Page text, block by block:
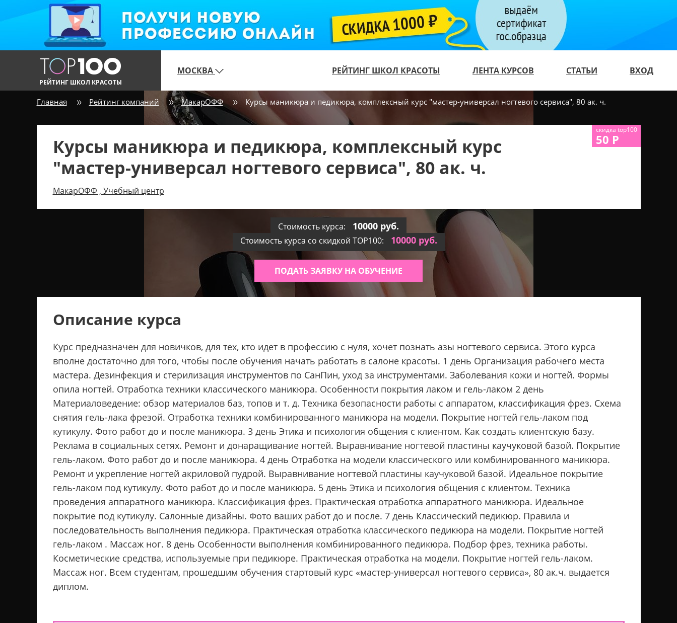
РЕЙТИНГ ШКОЛ КРАСОТЫ
МОСКВА РЕЙТИНГ ШКОЛ КРАСОТЫ ЛЕНТА КУРСОВ СТАТЬИ ВХОД
Главная Рейтинг компаний МакарОФФ Курсы маникюра и педикюра, комплексный курс "мастер-универсал ногтевого сервиса", 80 ак. ч.
скидка top100
50 Р
Курсы маникюра и педикюра, комплексный курс
"мастер-универсал ногтевого сервиса", 80 ак. ч.
МакарОФФ , Учебный центр
Стоимость курса: 10000 руб.
Стоимость курса со скидкой TOP100: 10000 руб.
ПОДАТЬ ЗАЯВКУ НА ОБУЧЕНИЕ
Описание курса
Курс предназначен для новичков, для тех, кто идет в профессию с нуля, хочет познать азы ногтевого сервиса. Этого курса
вполне достаточно для того, чтобы после обучения начать работать в салоне красоты. 1 день Организация рабочего места
мастера. Дезинфекция и стерилизация инструментов по СанПин, уход за инструментами. Заболевания кожи и ногтей. Формы
опила ногтей. Отработка техники классического маникюра. Особенности покрытия лаком и гель-лаком 2 день
Материаловедение: обзор материалов баз, топов и т. д. Техника безопасности работы с аппаратом, классификация фрез. Схема
снятия гель-лака фрезой. Отработка техники комбинированного маникюра на модели. Покрытие ногтей гель-лаком под
кутикулу. Фото работ до и после маникюра. 3 день Этика и психология общения с клиентом. Как создать клиентскую базу.
Реклама в социальных сетях. Ремонт и донаращивание ногтей. Выравнивание ногтевой пластины каучуковой базой. Покрытие
гель-лаком. Фото работ до и после маникюра. 4 день Отработка на модели классического или комбинированного маникюра.
Ремонт и укрепление ногтей акриловой пудрой. Выравнивание ногтевой пластины каучуковой базой. Идеальное покрытие
гель-лаком под кутикулу. Фото работ до и после маникюра. 5 день Этика и психология общения с клиентом. Техника
проведения аппаратного маникюра. Классификация фрез. Практическая отработка аппаратного маникюра. Идеальное
покрытие под кутикулу. Салонные дизайны. Фото ваших работ до и после. 7 день Классический педикюр. Правила и
последовательность выполнения педикюра. Практическая отработка классического педикюра на модели. Покрытие ногтей
гель-лаком . Массаж ног. 8 день Особенности выполнения комбинированного педикюра. Подбор фрез, техника работы.
Косметические средства, используемые при педикюре. Практическая отработка на модели. Покрытие ногтей гель-лаком.
Массаж ног. Всем студентам, прошедшим обучения стартовый курс «мастер-универсал ногтевого сервиса», 80 ак.ч. выдается
диплом.